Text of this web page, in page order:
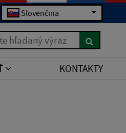
Slovenčina
hľadaný výraz
KONTAKTY